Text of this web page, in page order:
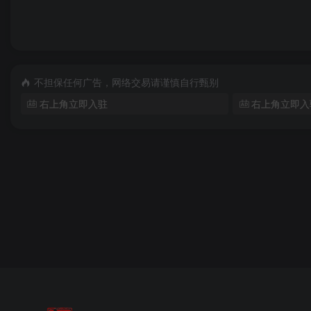
不担保任何广告，网络交易请谨慎自行甄别
右上角立即入驻
右上角立即